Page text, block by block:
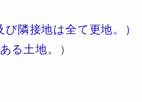
隣接地は全て更地。）
土地。 ）